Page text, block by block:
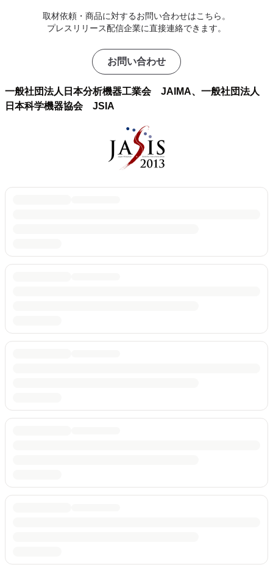
取材依頼・商品に対するお問い合わせはこちら。
プレスリリース配信企業に直接連絡できます。
お問い合わせ
一般社団法人日本分析機器工業会 JAIMA、一般社団法人
日本科学機器協会 JSIA